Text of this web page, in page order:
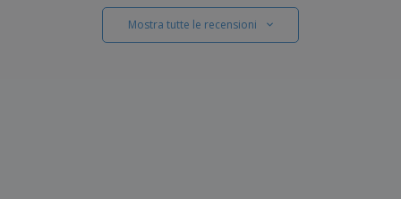
Mostra tutte le recensioni